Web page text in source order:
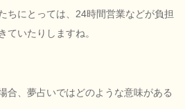
ちにとっては、24時間営業などが負担
ていたりしますね。
合、夢占いではどのような意味がある